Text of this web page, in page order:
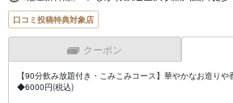
口コミ投稿特典対象店
クーポン
【90分飲み放題付き・こみこみコース】華やかなお造り
◆6000円(税込)